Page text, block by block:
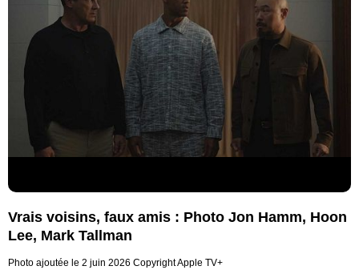
Vrais voisins, faux amis : Photo Jon Hamm, Hoon
Lee, Mark Tallman
Photo ajoutée le 2 juin 2026 Copyright Apple TV+